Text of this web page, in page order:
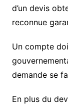
d’un devis
reconnue
Un compte
demande se
En plus du